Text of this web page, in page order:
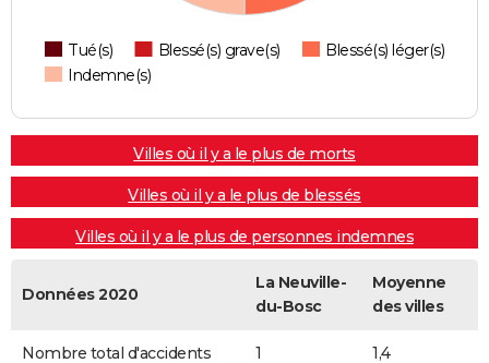
Tué(s) Blessé(s) grave(s)
Blessé(s) léger(s)
Indemne(s)
Villes où il y a le plus de morts
Villes où il y a le plus de blessés
Villes où il y a le plus de personnes indemnes
Données 2020
La Neuville-
du-Bosc
Moyenne
des villes
Nombre total d'accidents 1 1,4